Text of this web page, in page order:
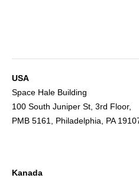
USA
Space Hale Building
100 South Juniper St, 3rd Floor,
PMB 5161, Philadelphia, PA
Kanada